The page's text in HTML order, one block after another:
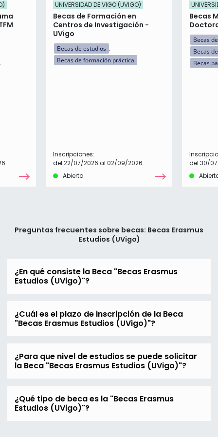
UNIVERSIDAD DE VIGO (UVIGO)
Becas de Formación en
Centros de Investigación -
UVigo
Becas de estudios
Becas de formación práctica
Inscripciones:
del 22/07/2026 al 02/09/2026
Abierta
Becas
Becas
Becas
Becas
del 30/
Preguntas frecuentes sobre becas: Becas Erasmus
Estudios (UVigo)
¿En qué consiste la Beca "Becas Erasmus
Estudios (UVigo)"?
¿Cuál es el plazo de inscripción de la Beca
"Becas Erasmus Estudios (UVigo)"?
¿Para que nivel de estudios se puede solicitar
la Beca "Becas Erasmus Estudios (UVigo)"?
¿Qué tipo de beca es la "Becas Erasmus
Estudios (UVigo)"?